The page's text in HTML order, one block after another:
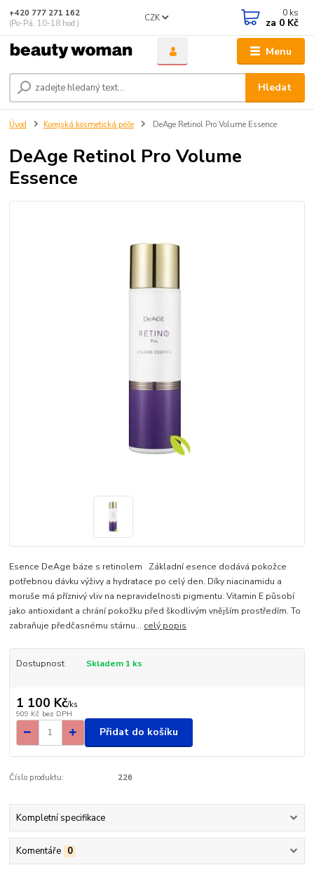
Menu
CZK
Hledat
+420 777 271 162
(Po-Pá, 10-18 hod.)
0 ks
za 0 Kč
Úvod Korejská kosmetická péče DeAge Retinol Pro Volume Essence
DeAge Retinol Pro Volume
Essence
Esence DeAge báze s retinolem Základní esence dodává pokožce
potřebnou dávku výživy a hydratace po celý den. Díky niacinamidu a
moruše má příznivý vliv na nepravidelnosti pigmentu. Vitamin E působí
jako antioxidant a chrání pokožku před škodlivým vnějším prostředím. To
zabraňuje předčasnému stárnu... celý popis
Dostupnost Skladem 1 ks
1 100 Kč/ks
909 Kč bez DPH
Přidat do košíku
Číslo produktu: 226
Kompletní specifikace
Komentáře 0